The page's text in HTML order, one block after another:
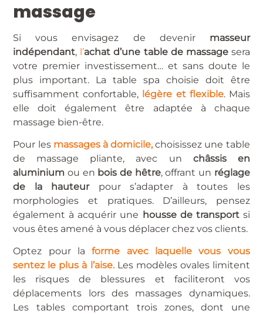
massage
Si vous envisagez de devenir masseur
indépendant, l’achat d’une table de massagesera
votre premier investissement… et sans doute le
plus important. La table spa choisie doit être
suffisamment confortable, légère et flexible. Mais
elle doit également être adaptée à chaque
massage bien-être.
Pour les massages à domicile, choisissez une table
de massage pliante, avec un châssis en
aluminium ou en bois de hêtre, offrant un réglage
de la hauteurpour s’adapter à toutes les
morphologies et pratiques. D’ailleurs, pensez
également à acquérir une housse de transportsi
vous êtes amené à vous déplacer chez vos clients.
Optez pour la forme avec laquelle vous vous
sentez le plus à l’aise.Les modèles ovales limitent
les risques de blessures et faciliteront vos
déplacements lors des massages dynamiques.
Les tables comportant trois zones, dont une